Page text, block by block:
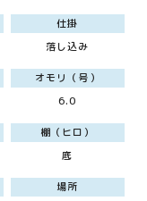
仕掛
落し込み
オモリ（号）
6.0
棚（ヒロ）
底
場所